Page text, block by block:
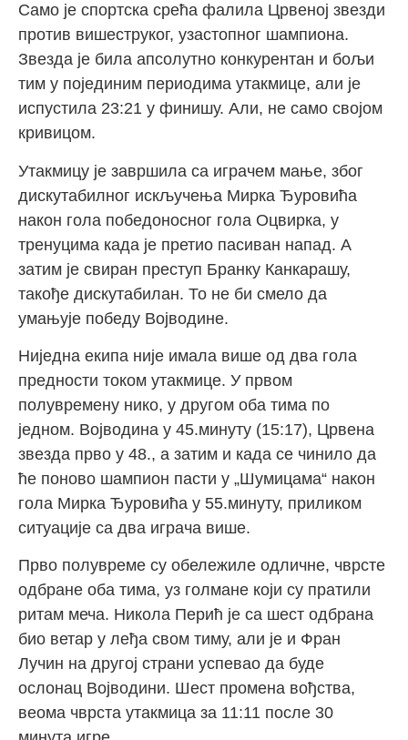
Само је спортска срећа фалила Црвеној звезди
против вишеструког, узастопног шампиона.
Звезда је била апсолутно конкурентан и бољи
тим у појединим периодима утакмице, али је
испустила 23:21 у финишу. Али, не само својом
кривицом.
Утакмицу је завршила са играчем мање, због
дискутабилног искључења Мирка Ђуровића
након гола победоносног гола Оцвирка, у
тренуцима када је претио пасиван напад. А
затим је свиран преступ Бранку Канкарашу,
такође дискутабилан. То не би смело да
умањује победу Војводине.
Ниједна екипа није имала више од два гола
предности током утакмице. У првом
полувремену нико, у другом оба тима по
једном. Војводина у 45.минуту (15:17), Црвена
звезда прво у 48., а затим и када се чинило да
ће поново шампион пасти у „Шумицама“ након
гола Мирка Ђуровића у 55.минуту, приликом
ситуације са два играча више.
Прво полувреме су обележиле одличне, чврсте
одбране оба тима, уз голмане који су пратили
ритам меча. Никола Перић је са шест одбрана
био ветар у леђа свом тиму, али је и Фран
Лучин на другој страни успевао да буде
ослонац Војводини. Шест промена вођства,
веома чврста утакмица за 11:11 после 30